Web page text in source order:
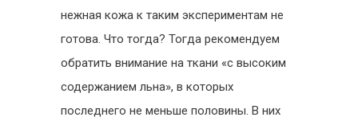
нежная кожа к таким экспериментам не
готова. Что тогда? Тогда рекомендуем
обратить внимание на ткани «с высоким
содержанием льна», в которых
последнего не меньше половины. В них